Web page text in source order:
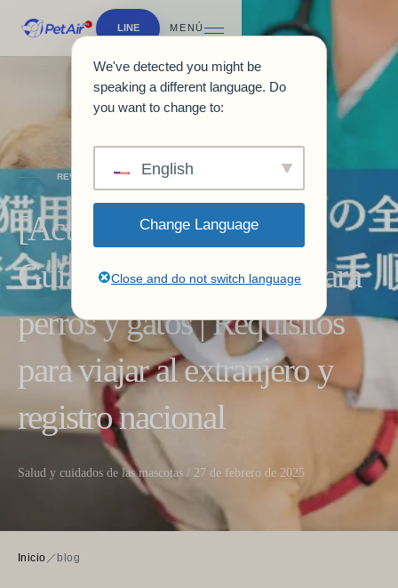
LINE MENÚ
REVISTA Y GUÍAS
[Actualización de 2026]
Guía sobre microchips para
perros y gatos | Requisitos
para viajar al extranjero y
registro nacional
Salud y cuidados de las mascotas / 27 de febrero de 2025
Inicio ／ blog
We've detected you might be
speaking a different language. Do
you want to change to:
English
Change Language
Close and do not switch language